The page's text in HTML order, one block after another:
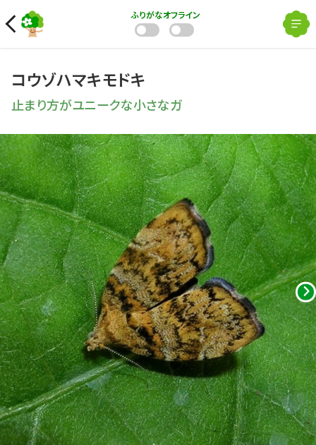
ふりがなオフライン
コウゾハマキモドキ
止まり方がユニークな小さなガ